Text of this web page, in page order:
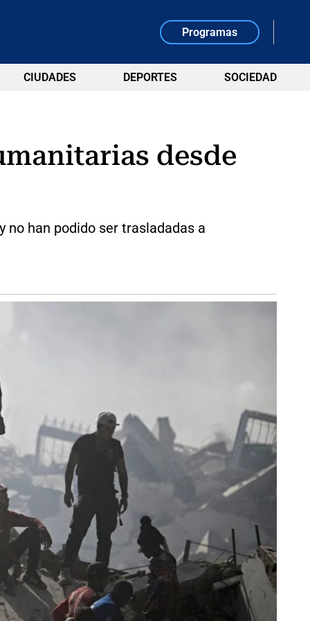
Programas
CIUDADES DEPORTES SOCIEDAD
desde
han podido ser trasladadas a